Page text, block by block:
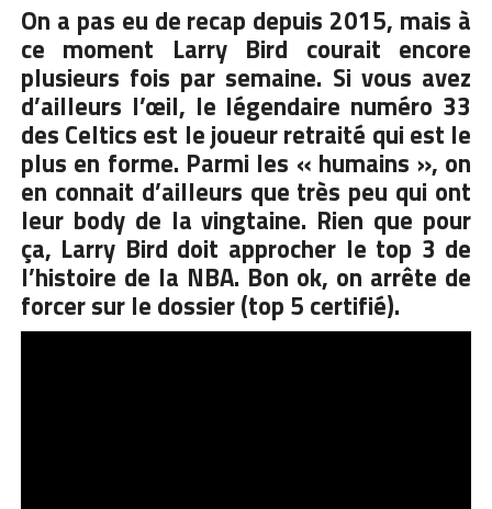
On a pas eu de recap depuis 2015, mais à
ce moment Larry Bird courait encore
plusieurs fois par semaine. Si vous avez
d’ailleurs l’œil, le légendaire numéro 33
des Celtics est le joueur retraité qui est le
plus en forme. Parmi les « humains », on
en connait d’ailleurs que très peu qui ont
leur body de la vingtaine. Rien que pour
ça, Larry Bird doit approcher le top 3 de
l’histoire de la NBA. Bon ok, on arrête de
forcer sur le dossier (top 5 certifié).